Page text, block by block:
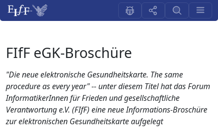
FIfF eGK-Broschüre
"Die neue elektronische Gesundheitskarte. The same
procedure as every year" -- unter diesem Titel hat das Forum
InformatikerInnen für Frieden und gesellschaftliche
Verantwortung e.V. (FIfF) eine neue Informations-Broschüre
zur elektronischen Gesundheitskarte aufgelegt